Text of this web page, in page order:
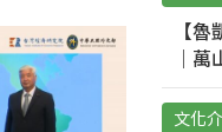
【
｜
文化